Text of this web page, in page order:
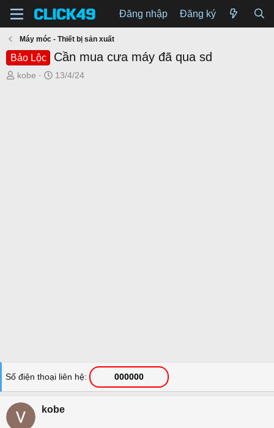
Đăng nhập Đăng ký
Máy móc - Thiết bị sản xuất
Bảo Lộc Cần mua cưa máy đã qua sd
T
kobe
N
13/4/24
Số điện thoại liên hệ 000000
kobe